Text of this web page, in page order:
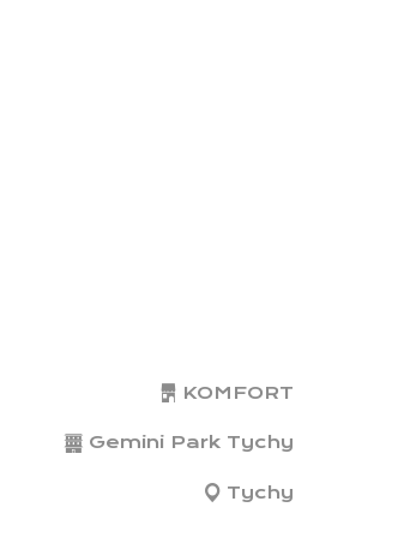
KOMFORT
Gemini Park Tychy
Tychy